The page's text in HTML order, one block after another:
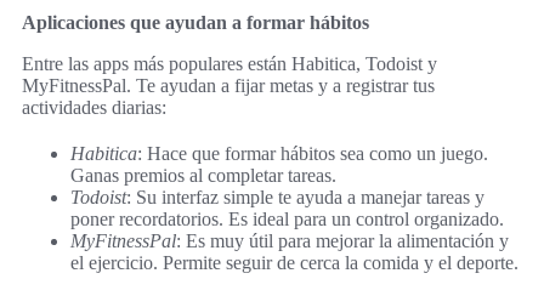
Aplicaciones que ayudan a formar hábitos
Entre las apps más populares están Habitica, Todoist y
MyFitnessPal. Te ayudan a fijar metas y a registrar tus
actividades diarias:
Habitica: Hace que formar hábitos sea como un juego.
Ganas premios al completar tareas.
Todoist: Su interfaz simple te ayuda a manejar tareas y
poner recordatorios. Es ideal para un control organizado.
MyFitnessPal: Es muy útil para mejorar la alimentación y
el ejercicio. Permite seguir de cerca la comida y el deporte.